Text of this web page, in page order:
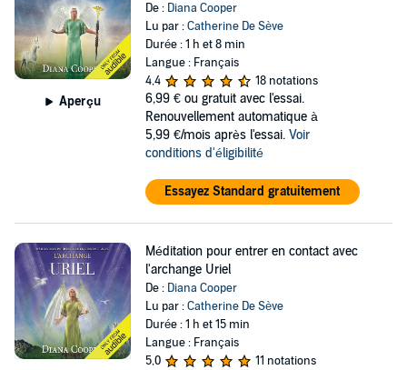
Aperçu
De : Diana Cooper
Lu par :Catherine De Sève
Durée : 1 h et 8 min
Langue : Français
4,4
18 notations
6,99 € ou gratuit avec l'essai.
Renouvellement automatique à
5,99 €/mois après l'essai. Voir
conditions d'éligibilité
Essayez Standard gratuitement
Méditation pour entrer en contact avec
l'archange Uriel
De : Diana Cooper
Lu par :Catherine De Sève
Durée : 1 h et 15 min
Langue : Français
5,0
11 notations